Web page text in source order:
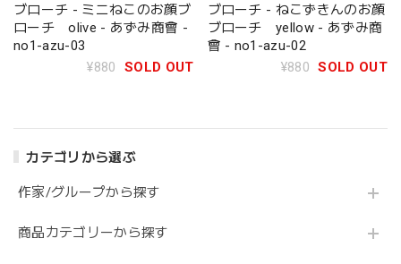
カテゴリから選ぶ
作家/グループから探す
商品カテゴリーから探す
ブローチ - ミニねこのお顔ブ
ローチ olive - あずみ商會 -
no1-azu-03
¥880
SOLD OUT
ブローチ - ねこずきんのお顔
ブローチ yellow - あずみ商
會 - no1-azu-02
¥880 SOLD OUT